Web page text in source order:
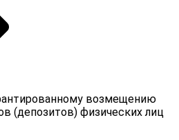
возмещению
(депозитов) физических лиц